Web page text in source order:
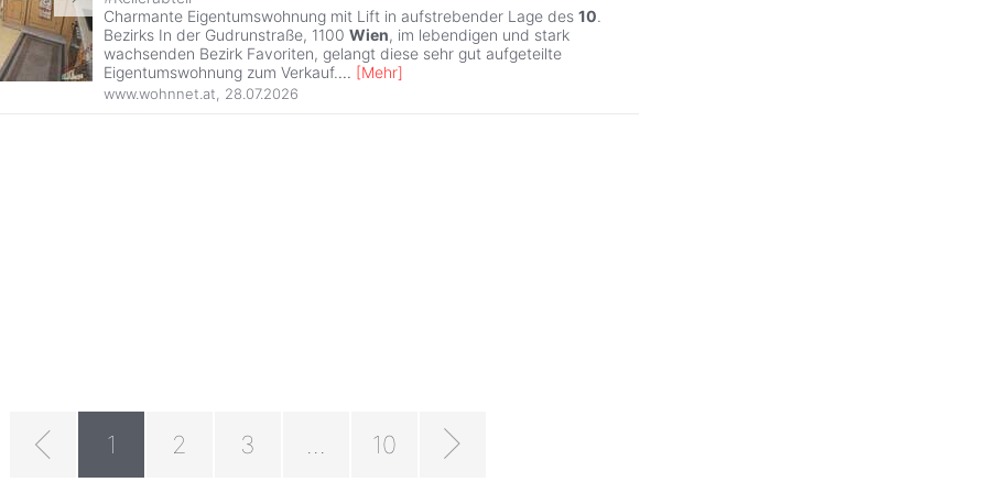
Charmante Eigentumswohnung mit Lift in aufstrebender Lage des 10.
Bezirks In der Gudrunstraße, 1100 Wien, im lebendigen und stark
wachsenden Bezirk Favoriten, gelangt diese sehr gut aufgeteilte
Eigentumswohnung zum Verkauf.... [Mehr]
www.wohnnet.at 28.07.2026
1 2 3 10